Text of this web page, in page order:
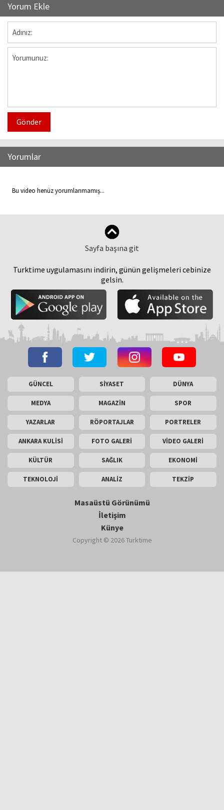
Yorum Ekle
Gönder
Yorumlar
Bu video henüz yorumlanmamış...
Sayfa başına git
Turktime uygulamasını indirin, günün gelişmeleri cebinize
gelsin.
GÜNCEL SİYASET DÜNYA
MEDYA MAGAZİN SPOR
YAZARLAR RÖPORTAJLAR PORTRELER
ANKARA KULİSİ FOTO GALERİ VİDEO GALERİ
KÜLTÜR SAĞLIK EKONOMİ
TEKNOLOJİ ANALİZ TEKZİP
Masaüstü Görünümü
İletişim
Künye
Copyright © 2026 Turktime